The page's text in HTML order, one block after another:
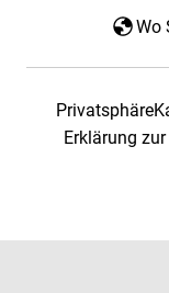
Wo
Privatsphäre
Erklärung